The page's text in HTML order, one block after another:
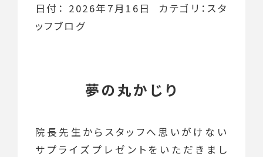
日付： 2026年7月16日 カテゴリ： スタ
ッフブログ
夢の丸かじり
院長先生からスタッフへ思いがけない
サプライズプレゼントをいただきまし